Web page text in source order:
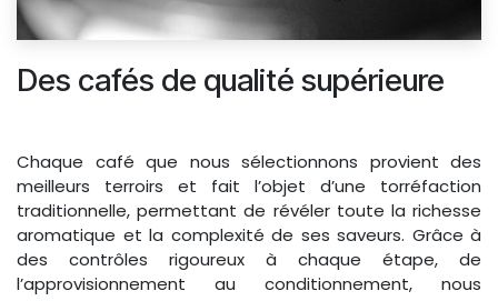
Des cafés de qualité supérieure
Chaque café que nous sélectionnons provient des
meilleurs terroirs et fait l’objet d’une torréfaction
traditionnelle, permettant de révéler toute la richesse
aromatique et la complexité de ses saveurs. Grâce à
des contrôles rigoureux à chaque étape, de
l’approvisionnement au conditionnement, nous